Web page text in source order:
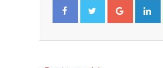
Google+